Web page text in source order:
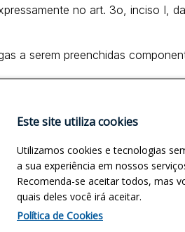
no art. 3o, inciso I, da
a serem preenchidas
das vagas para pessoas
reserva de vagas para pessoas
e comunidades de terreiro/
Este site utiliza cookies
Utilizamos cookies e tecnologias
a sua experiência em nossos
Recomenda-se aceitar todos, mas
quais deles você irá aceitar.
Política de Cookies